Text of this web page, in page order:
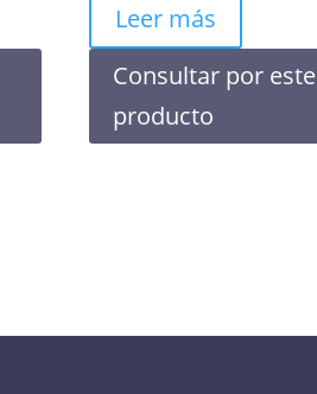
Leer más
Consultar por este
producto